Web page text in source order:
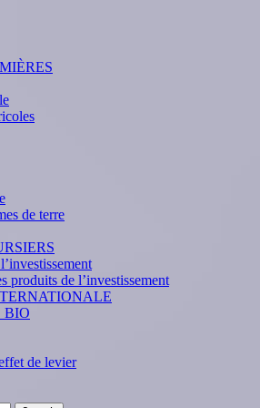
de terre
produits de l’investissement
BIO
de levier